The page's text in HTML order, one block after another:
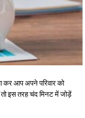
कर आप अपने परिवार को
इस तरह चंद मिनट में जोड़ें